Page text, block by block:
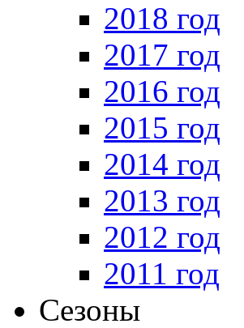
2018 год
2017 год
2016 год
2015 год
2014 год
2013 год
2012 год
2011 год
Сезоны